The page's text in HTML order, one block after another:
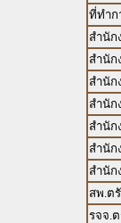
ที่ทำก
สำนั
สำนัก
สำนัก
สำนัก
สำนัก
สำนัก
สำนัก
สพ.ต
รจจ.ต